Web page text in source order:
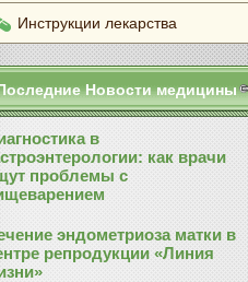
Инструкции лекарства
Новости медицины
в
как врачи
проблемы с
эндометриоза матки в
репродукции «Линия